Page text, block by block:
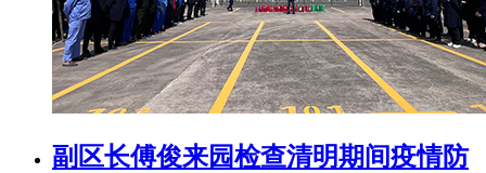
副区长傅俊来园检查清明期间疫情防